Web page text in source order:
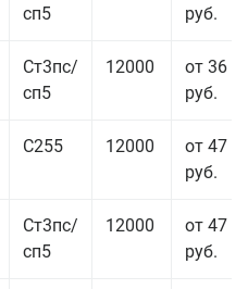
сп5
руб.
Ст3пс/
сп5
12000
от 36
руб.
С255 12000
от 47
руб.
Ст3пс/
сп5
12000
от 47
руб.